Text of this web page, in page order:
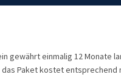
gewährt einmalig 12 Monate
Paket kostet entsprechend